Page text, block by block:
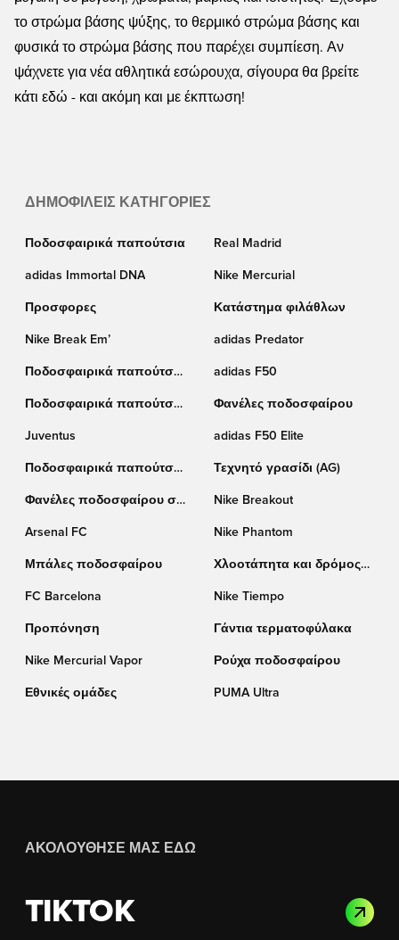
το στρώμα βάσης ψύξης, το θερμικό στρώμα βάσης και
φυσικά το στρώμα βάσης που παρέχει συμπίεση. Αν
ψάχνετε για νέα αθλητικά εσώρουχα, σίγουρα θα βρείτε
κάτι εδώ - και ακόμη και με έκπτωση!
ΔΗΜΟΦΙΛΕΊΣ ΚΑΤΗΓΟΡΊΕΣ
Ποδοσφαιρικά παπούτσια Real Madrid
adidas Immortal DNA Nike Mercurial
Προσφορες Κατάστημα φιλάθλων
Nike Break Em’ adidas Predator
Ποδοσφαιρικά παπούτσια
adidas F50
Ποδοσφαιρικά παπούτσια
Φανέλες ποδοσφαίρου
Juventus adidas F50 Elite
Ποδοσφαιρικά παπούτσια
Τεχνητό γρασίδι (AG)
Φανέλες ποδοσφαίρου σε
Nike Breakout
Arsenal FC Nike Phantom
Μπάλες ποδοσφαίρου
Χλοοτάπητα και δρόμος
FC Barcelona
Nike Tiempo
Προπόνηση Γάντια τερματοφύλακα
Nike Mercurial Vapor Ρούχα ποδοσφαίρου
Εθνικές ομάδες PUMA Ultra
ΑΚΟΛΟΎΘΗΣΈ ΜΑΣ ΕΔΏ
TIKTOK